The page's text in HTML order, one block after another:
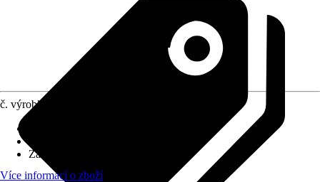
č. výrobku
Zatížení sněhem
Více informací o zboží